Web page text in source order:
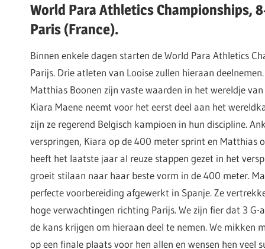
World Para Athletics Championships,
Paris (France).
Binnen enkele dagen starten de World Para Athletics
Parijs. Drie atleten van Looise zullen hieraan
Matthias Boonen zijn vaste waarden in het wereldje
Kiara Maene neemt voor het eerst deel aan het
zijn ze regerend Belgisch kampioen in hun discipline.
verspringen, Kiara op de 400 meter sprint en Matthias
heeft het laatste jaar al reuze stappen gezet in het
groeit stilaan naar haar beste vorm in de 400 meter.
perfecte voorbereiding afgewerkt in Spanje. Ze
hoge verwachtingen richting Parijs. We zijn fier dat 3 G-
de kans krijgen om hieraan deel te nemen. We mikken
op een finale plaats voor hen allen en wensen hen veel